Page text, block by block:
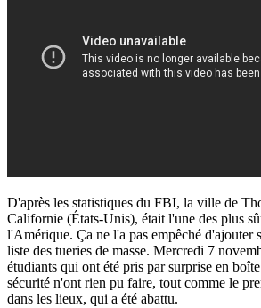
D'après les statistiques du FBI, la ville de
Californie (États-Unis), était l'une des plus
l'Amérique. Ça ne l'a pas empêché d'ajouter
liste des tueries de masse. Mercredi 7
étudiants qui ont été pris par surprise en
sécurité n'ont rien pu faire, tout comme le
dans les lieux, qui a été abattu.